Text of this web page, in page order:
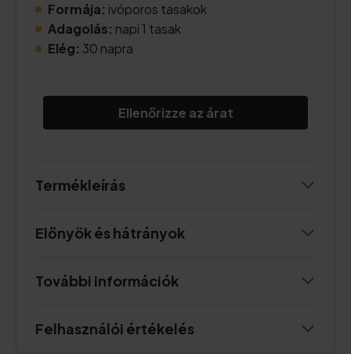
Formája: ivóporos tasakok
Adagolás: napi 1 tasak
Elég: 30 napra
Ellenőrizze az árat
Termékleírás
Előnyök és hátrányok
További információk
Felhasználói értékelés